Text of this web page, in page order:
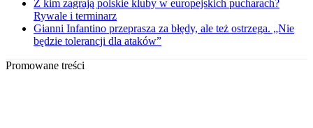
Z kim zagrają polskie kluby w europejskich pucharach?
Rywale i terminarz
Gianni Infantino przeprasza za błędy, ale też ostrzega. „Nie
będzie tolerancji dla ataków”
Promowane treści